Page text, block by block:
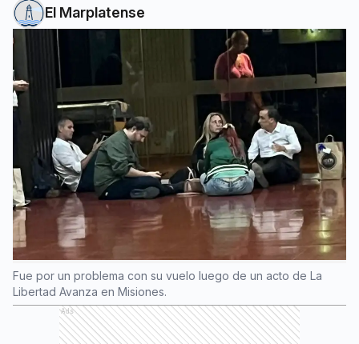
El Marplatense
Fue por un problema con su vuelo luego de un acto de La
Libertad Avanza en Misiones.
Ads